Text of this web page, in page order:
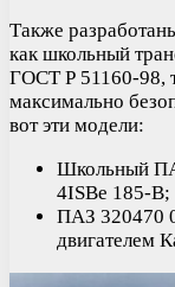
Также
как школьный
ГОСТ Р 51160-98,
максимально
вот эти модели:
Школьный
4ISBe 185-B;
ПАЗ 320470
двигателем